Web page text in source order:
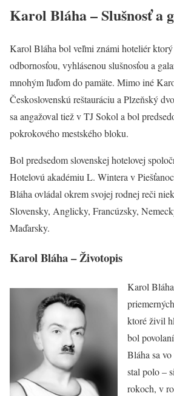
Karol Bláha – Slušnosť a
Karol Bláha bol veľmi známi hoteliér ktorý
odbornosťou, vyhlásenou slušnosťou a
mnohým ľuďom do pamäte. Mimo iné
Československú reštauráciu a Plzeňský
sa angažoval tiež v TJ Sokol a bol
pokrokového mestského bloku.
Bol predsedom slovenskej hotelovej
Hotelovú akadémiu L. Wintera v
Bláha ovládal okrem svojej rodnej reči
Slovensky, Anglicky, Francúzsky,
Maďarsky.
Karol Bláha – Životopis
Karol
ktoré živil
bol
Bláha sa
stal polo –
rokoch, v